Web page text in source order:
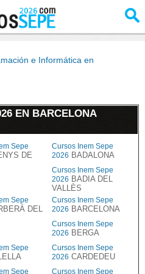
e Informática en
EN BARCELONA
Sepe
DE
Cursos Inem Sepe
2026 BADALONA
Cursos Inem Sepe
2026 BADIA DEL
VALLÈS
Sepe
DEL
Cursos Inem Sepe
2026 BARCELONA
Cursos Inem Sepe
2026 BERGA
Sepe
Cursos Inem Sepe
2026 CARDEDEU
Sepe Cursos Inem Sepe